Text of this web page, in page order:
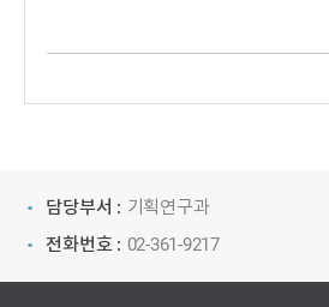
담당부서 : 기획연구과
전화번호 : 02-361-9217